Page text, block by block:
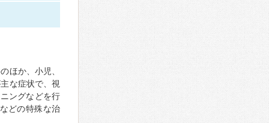
ほか、小児、
な症状で、視
ングなどを行
どの特殊な治